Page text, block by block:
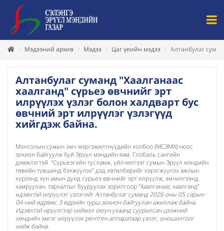
Мэдээний архив Мэдээ Цаг үеийн мэдээ Алтанбулаг
Алтанбулаг суманд "Хаалганаас
хаалганд" сүрьеэ өвчнийг эрт
илрүүлэх үзлэг болон халдварт бус
өвчний эрт илрүүлэг үзлэгүүд
хийгдэж байна.
Монголын сумын эмч мэргэжилтнүүдийн холбоо (МСЭМХ)-ноос
зохион байгуулж буй Эрүүл мэндийн яам, Глобаль сангийн
дэмжлэгтэй “Сүрьеэгийн тусламж, үйлчилгээг сумын Эрүүл мэндийн
төвийн түвшинд бэхжүүлэх” дэд хөтөлбөрийг хэрэгжүүлэх ажлын
хүрээнд хүн амын дунд сүрьеэ өвчнийг эрт илрүүлж, эмчилгээнд
хамруулан, тархалтыг бууруулах зорилгоор “Хаалганаас хаалганд“
идэвхтэй илрүүлэг үзлэгийг Алтанбулаг суманд 2026 оны 05 сарын
04-ний өдрөөс 3 өдрийн турш зохион байгуулан ажиллаж байна.
Идэвхтэй ирүүлгээр хиймэл оюун ухаанд суурилсан цээжний
хөндийн эмгэг илрүүлэх рентген аппаратаар үзлэг, оношилгоог
хийж байна.